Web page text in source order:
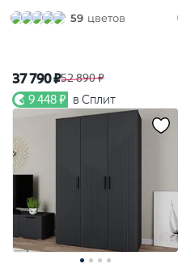
59 цветов
37 790 ₽52 890 ₽
9 448 ₽ в Сплит